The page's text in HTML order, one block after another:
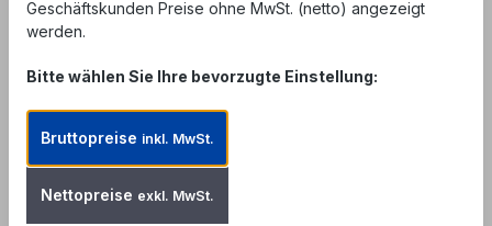
praktischer Spenderdose
Produktnummer: FCL-ST-WFW
Geschäftskunden Preise ohne MwSt. (netto) angezeigt
werden.
Bitte wählen Sie Ihre bevorzugte Einstellung:
Bruttopreise inkl. MwSt.
Nettopreise exkl. MwSt.